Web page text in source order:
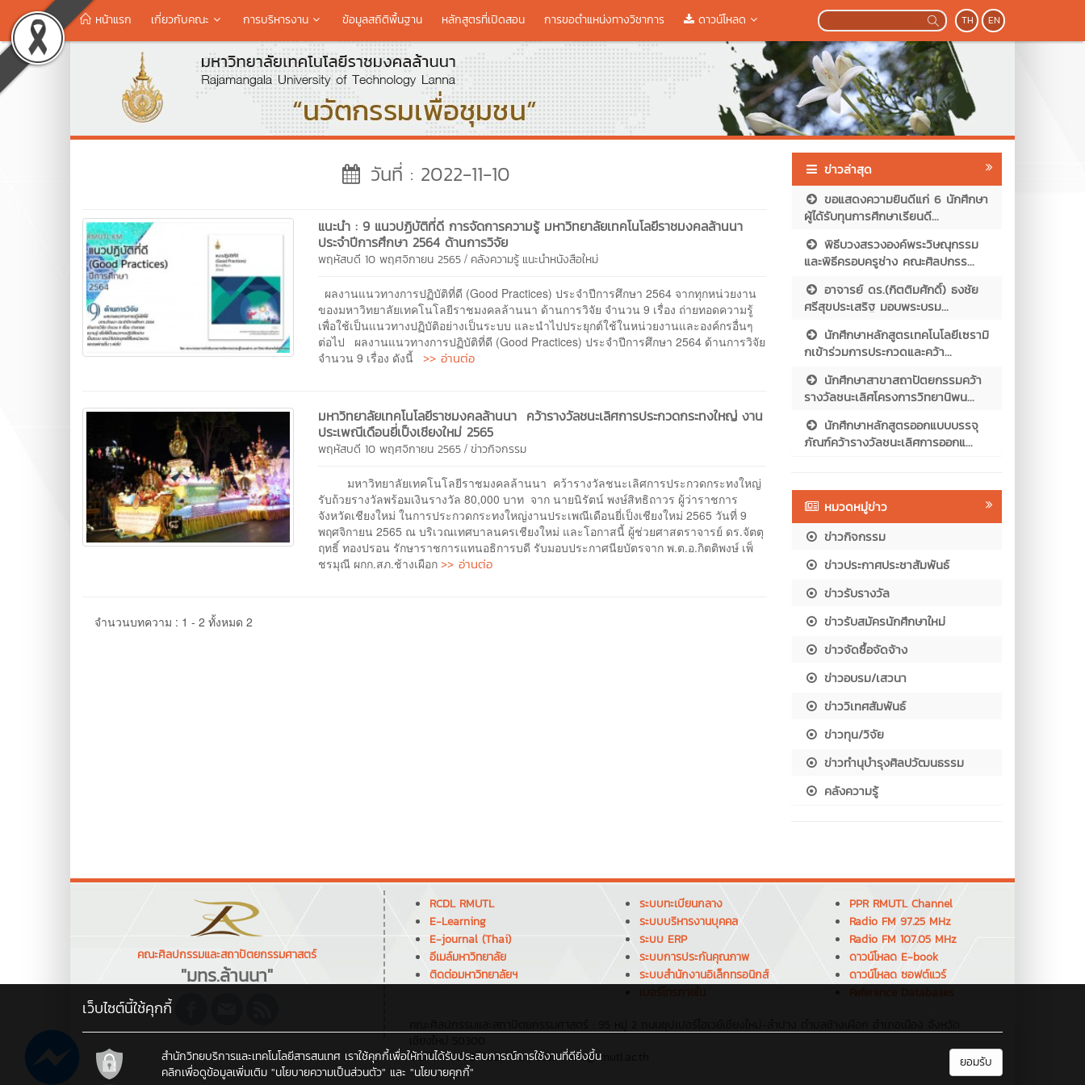
หน้าแรก เกี่ยวกับคณะ การบริหารงาน ข้อมูลสถิติพื้นฐาน หลักสูตรที่เปิดสอน การขอตำแหน่งทางวิชาการ ดาวน์โหลด TH EN
วันที่ : 2022-11-10
แนะนำ : 9 แนวปฏิบัติที่ดี การจัดการความรู้ มหาวิทยาลัยเทคโนโลยีราชมงคลล้านนา
ประจำปีการศึกษา 2564 ด้านการวิจัย
พฤหัสบดี 10 พฤศจิกายน 2565 / คลังความรู้ แนะนำหนังสือใหม่
ผลงานแนวทางการปฏิบัติที่ดี (Good Practices) ประจําปีการศึกษา 2564 จากทุกหน่วยงาน
ของมหาวิทยาลัยเทคโนโลยีราชมงคลล้านนา ด้านการวิจัย จํานวน 9 เรื่อง ถ่ายทอดความรู้
เพื่อใช้เป็นแนวทางปฏิบัติอย่างเป็นระบบ และนำไปประยุกต์ใช้ในหน่วยงานและองค์กรอื่นๆ
ต่อไป ผลงานแนวทางการปฏิบัติที่ดี (Good Practices) ประจําปีการศึกษา 2564 ด้านการวิจัย
จํานวน 9 เรื่อง ดังนี้>> อ่านต่อ
มหาวิทยาลัยเทคโนโลยีราชมงคลล้านนา คว้ารางวัลชนะเลิศการประกวดกระทงใหญ่ งาน
ประเพณีเดือนยี่เป็งเชียงใหม่ 2565
พฤหัสบดี 10 พฤศจิกายน 2565 /ข่าวกิจกรรม
มหาวิทยาลัยเทคโนโลยีราชมงคลล้านนา คว้ารางวัลชนะเลิศการประกวดกระทงใหญ่
รับถ้วยรางวัลพร้อมเงินรางวัล 80,000 บาท จาก นายนิรัตน์ พงษ์สิทธิถาวร ผู้ว่าราชการ
จังหวัดเชียงใหม่ ในการประกวดกระทงใหญ่งานประเพณีเดือนยี่เป็งเชียงใหม่ 2565 วันที่ 9
พฤศจิกายน 2565 ณ บริเวณเทศบาลนครเชียงใหม่ และโอกาสนี้ ผู้ช่วยศาสตราจารย์ ดร.จัตตุ
ฤทธิ์ ทองปรอน รักษาราชการแทนอธิการบดี รับมอบประกาศนียบัตรจาก พ.ต.อ.กิตติพงษ์ เพ็
ชรมุณี ผกก.สภ.ช้างเผือก>> อ่านต่อ
จำนวนบทความ : 1 - 2 ทั้งหมด 2
ข่าวล่าสุด
ขอแสดงความยินดีแก่ 6 นักศึกษา
ผู้ได้รับทุนการศึกษาเรียนดี...
พิธีบวงสรวงองค์พระวิษณุกรรม
และพิธีครอบครูช่าง คณะศิลปกรร...
อาจารย์ ดร.(กิตติมศักดิ์) ธงชัย
ศรีสุขประเสริฐ มอบพระบรม...
นักศึกษาหลักสูตรเทคโนโลยีเซรามิ
กเข้าร่วมการประกวดและคว้า...
นักศึกษาสาขาสถาปัตยกรรมคว้า
รางวัลชนะเลิศโครงการวิทยานิพน...
นักศึกษาหลักสูตรออกแบบบรรจุ
ภัณฑ์คว้ารางวัลชนะเลิศการออกแ...
หมวดหมู่ข่าว
ข่าวกิจกรรม
ข่าวประกาศประชาสัมพันธ์
ข่าวรับรางวัล
ข่าวรับสมัครนักศึกษาใหม่
ข่าวจัดซื้อจัดจ้าง
ข่าวอบรม/เสวนา
ข่าววิเทศสัมพันธ์
ข่าวทุน/วิจัย
ข่าวทำนุบำรุงศิลปวัฒนธรรม
คลังความรู้
คณะศิลปกรรมและสถาปัตยกรรมศาสตร์
"มทร.ล้านนา"
RCDL RMUTL
E-Learning
E-journal (Thai)
อีเมล์มหาวิทยาลัย
ติดต่อมหาวิทยาลัยฯ
ระบบทะเบียนกลาง
ระบบบริหารงานบุคคล
ระบบ ERP
ระบบการประกันคุณภาพ
ระบบสำนักงานอิเล็กทรอนิกส์
PPR RMUTL Channel
Radio FM 97.25 MHz
Radio FM 107.05 MHz
ดาวน์โหลด E-book
ดาวน์โหลด ซอฟต์แวร์
โทรศัพท์ : 083-5820788 , อีเมล : arts@rmutl.ac.th
เว็บไซต์นี้ใช้คุกกี้
สำนักวิทยบริการและเทคโนโลยีสารสนเทศ เราใช้คุกกี้เพื่อให้ท่านได้รับประสบการณ์การใช้งานที่ดียิ่งขึ้น
คลิกเพื่อดูข้อมูลเพิ่มเติม "นโยบายความเป็นส่วนตัว" และ "นโยบายคุกกี้"
ยอมรับ